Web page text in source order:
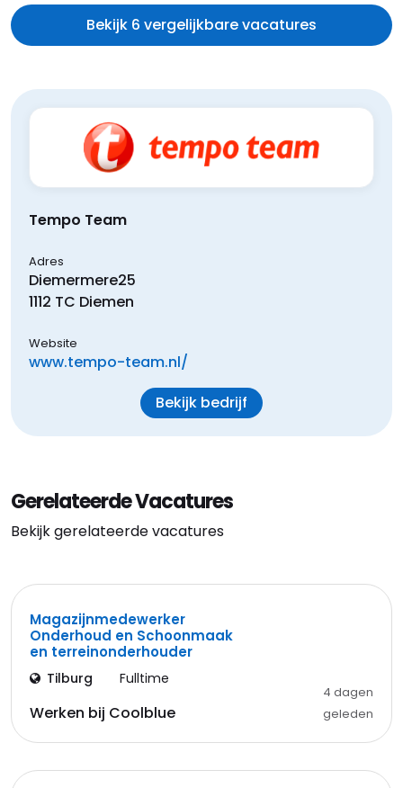
Bekijk 6 vergelijkbare vacatures
Tempo Team
Adres
Diemermere25
1112 TC Diemen
Website
www.tempo-team.nl/
Bekijk bedrijf
Gerelateerde Vacatures
Bekijk gerelateerde vacatures
Magazijnmedewerker
Onderhoud en Schoonmaak
en terreinonderhouder
Tilburg Fulltime
Werken bij Coolblue
4 dagen
geleden